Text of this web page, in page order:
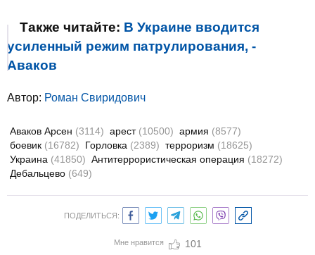
Также читайте: В Украине вводится
усиленный режим патрулирования, -
Аваков
Автор: Роман Свиридович
Аваков Арсен (3114) арест (10500) армия (8577)
боевик (16782) Горловка (2389) терроризм (18625)
Украина (41850) Антитеррористическая операция (18272)
Дебальцево (649)
ПОДЕЛИТЬСЯ:
Мне нравится 101